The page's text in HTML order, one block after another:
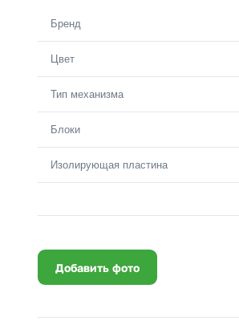
Бренд
Цвет
Тип механизма
Блоки
Изолирующая пластина
Добавить фото